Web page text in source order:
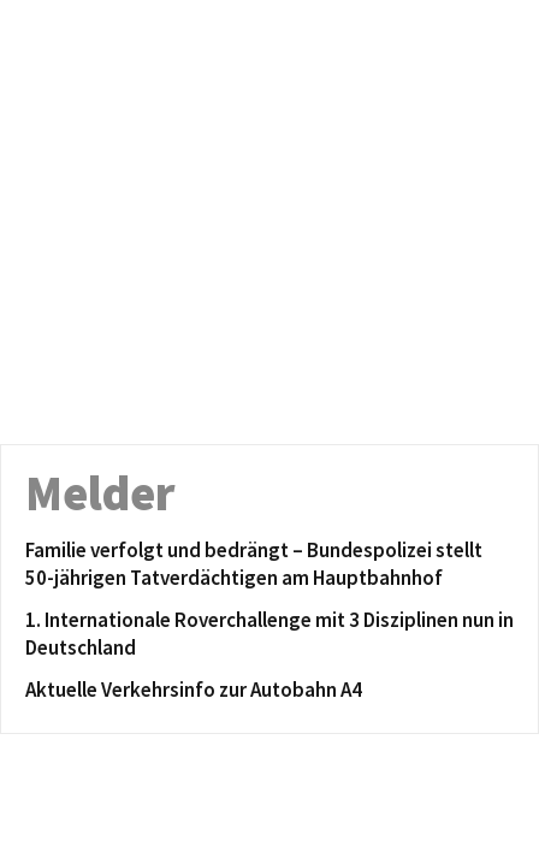
Melder
Familie verfolgt und bedrängt – Bundespolizei stellt
50-jährigen Tatverdächtigen am Hauptbahnhof
1. Internationale Roverchallenge mit 3 Disziplinen nun in
Deutschland
Aktuelle Verkehrsinfo zur Autobahn A4